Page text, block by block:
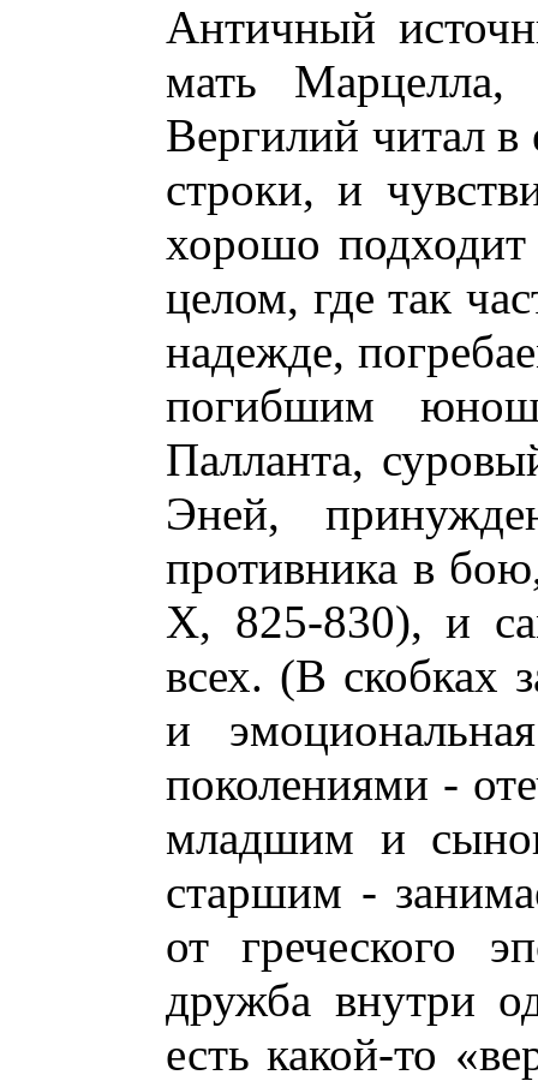
Античный
мать Марцелла,
Вергилий читал в
строки, и
хорошо
целом, где так
надежде,
погибшим
Палланта,
Эней,
противника в
X, 825-830), и
всех. (В скобках
и
поколениями -
младшим и
старшим -
от греческого
дружба внутри
есть какой-то